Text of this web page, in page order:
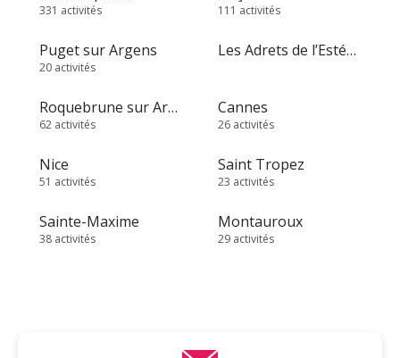
331 activités 111 activités
Puget sur Argens
20 activités
Les Adrets de l’Estérel
Roquebrune sur Argens
62 activités
Cannes
26 activités
Nice
51 activités
Saint Tropez
23 activités
Sainte-Maxime
38 activités
Montauroux
29 activités